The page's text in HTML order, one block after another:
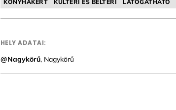
KONYHAKERT
KÜLTÉRI ÉS BELTÉRI LÁTOGATHATÓ
HELY ADATAI:
@Nagykörű, Nagykörű